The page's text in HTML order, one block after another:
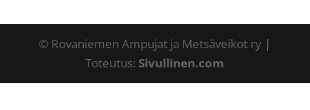
© Rovaniemen Ampujat ja Metsäveikot ry |
Toteutus: Sivullinen.com